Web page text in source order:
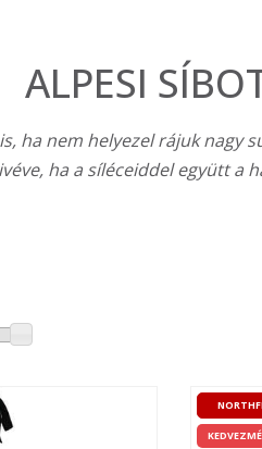
ALPESI
ha nem helyezel rájuk nagy
ha a síléceiddel együtt a